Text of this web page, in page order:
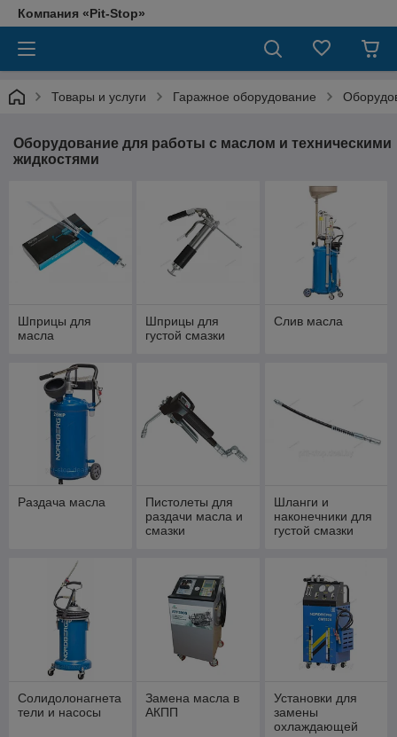
Компания «Pit-Stop»
Товары и услуги Гаражное оборудование
Оборудование для работы с маслом и техническими
жидкостями
Шприцы для
масла
Шприцы для
густой смазки
Слив масла
Раздача масла
Пистолеты для
раздачи масла и
смазки
Шланги и
наконечники для
густой смазки
Солидолонагнета
тели и насосы
Замена масла в
АКПП
Установки для
замены
охлаждающей